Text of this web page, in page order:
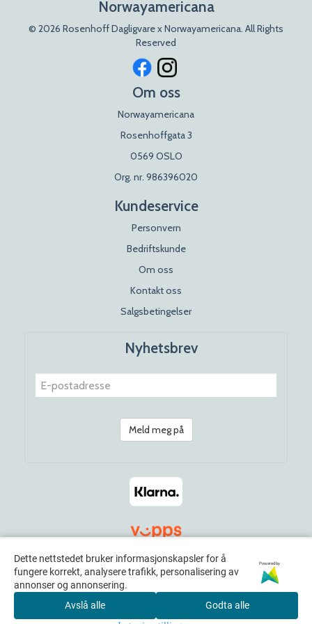
Norwayamericana
© 2026 Rosenhoff Dagligvare x Norwayamericana. All Rights
Reserved
Om oss
Norwayamericana
Rosenhoffgata 3
0569 OSLO
Org. nr. 986396020
Kundeservice
Personvern
Bedriftskunde
Om oss
Kontakt oss
Salgsbetingelser
Nyhetsbrev
Meld meg på
© 2026 Rosenhoff Dagligvare x Norwayamericana. All Rights
Dette nettstedet bruker informasjonskapsler for å
fungere korrekt, analysere trafikk, personalisering av
annonser og annonsering.
Powered by
Avslå alle Godta alle